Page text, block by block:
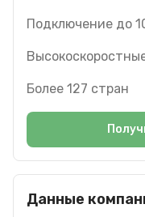
Подключение до
Более 127 стран
Данные